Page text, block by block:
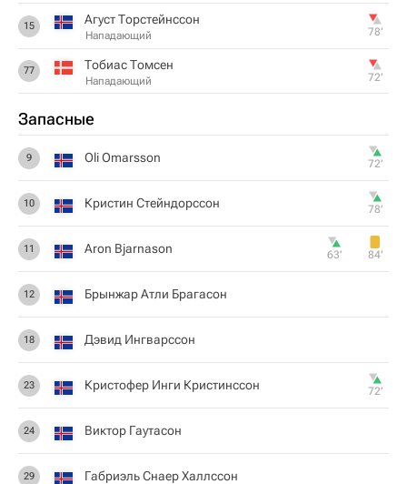
15 Агуст Торстейнссон
Нападающий 78‎’‎
77 Тобиас Томсен
Нападающий 72‎’‎
Запасные
9 Oli Omarsson 72‎’‎
10 Кристин Стейндорссон 78‎’‎
11 Aron Bjarnason 63‎’‎ 84‎’‎
12 Брынжар Атли Брагасон
18 Дэвид Ингварссон
23 Кристофер Инги Кристинссон 72‎’‎
24 Виктор Гаутасон
29 Габриэль Снаер Халлссон